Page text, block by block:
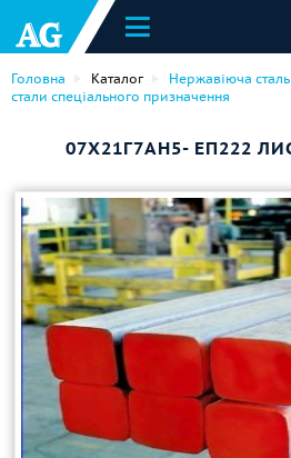
Головна Каталог
Нержавіюча сталь
стали спеціального призначення
07Х21Г7АН5- ЕП222